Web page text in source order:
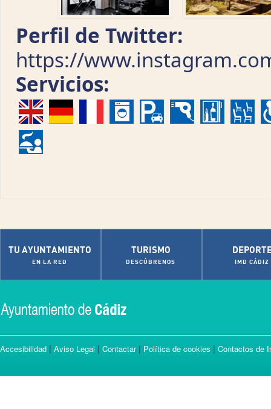
Perfil de Twitter:
https://
Servicios:
TU AYUNTAMIENTO
EN LA RED
TURISMO
DESCÚBRENOS IMD CÁDIZ
Accesibilidad | Aviso Legal | Contactar| Política de cookies | Contactos de